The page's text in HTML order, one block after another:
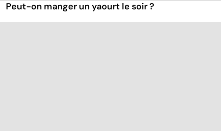
Peut-on manger un yaourt le soir ?